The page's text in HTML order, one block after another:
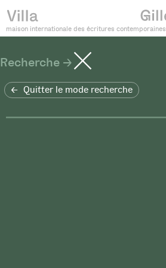
maison internationale des écritures contemporaines
Recherche
Quitter le mode recherche